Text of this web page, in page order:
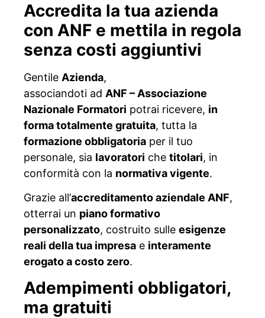
Accredita la tua azienda
con ANF e mettila in regola
senza costi aggiuntivi
Gentile Azienda,
associandoti ad ANF – Associazione
Nazionale Formatori potrai ricevere, in
forma totalmente gratuita, tutta la
formazione obbligatoria per il tuo
personale, sia lavoratori che titolari, in
conformità con la normativa vigente.
Grazie all’accreditamento aziendale ANF,
otterrai un piano formativo
personalizzato, costruito sulle esigenze
reali della tua impresa e interamente
erogato a costo zero.
Adempimenti obbligatori,
ma gratuiti